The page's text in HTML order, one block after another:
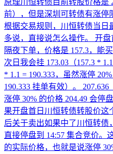
前），但是深圳可转债有涨停
根据交易规则，川恒转债当日
多说，直接说怎么操作。 开
隔夜下单，价格是 157.3，能
次日我会挂 173.03（157.3 *
* 1.1 = 190.333，虽然涨停
190.333 挂单有效）。 207.636
涨停 30% 的价格 204.49 会停
果开盘首日川恒转债转股价这
后关于卖出如果中了川恒转债
直接停盘到 14:57 集合竞价。
的实际价格，也就是说涨停